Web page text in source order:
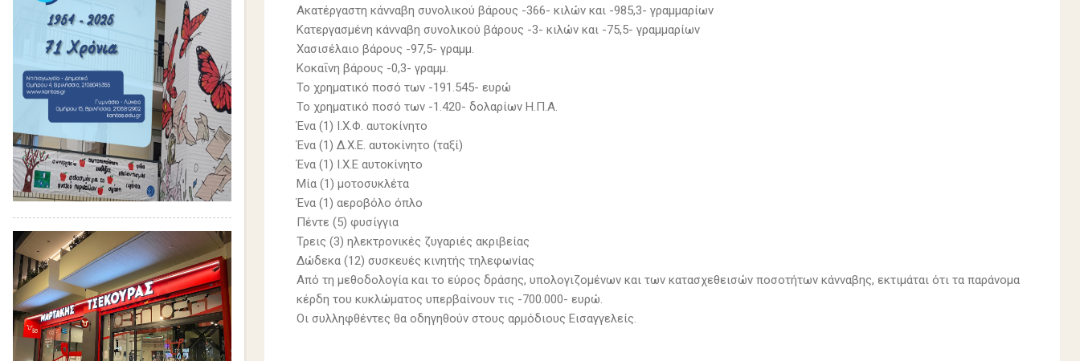
Ακατέργαστη κάνναβη συνολικού βάρους -366- κιλών και -985,3- γραμμαρίων
Κατεργασμένη κάνναβη συνολικού βάρους -3- κιλών και -75,5- γραμμαρίων
Χασισέλαιο βάρους -97,5- γραμμ.
Κοκαΐνη βάρους -0,3- γραμμ.
Το χρηματικό ποσό των -191.545- ευρώ
Το χρηματικό ποσό των -1.420- δολαρίων Η.Π.Α.
Ένα (1) Ι.Χ.Φ. αυτοκίνητο
Ένα (1) Δ.Χ.Ε. αυτοκίνητο (ταξί)
Ένα (1) Ι.Χ.Ε αυτοκίνητο
Μία (1) μοτοσυκλέτα
Ένα (1) αεροβόλο όπλο
Πέντε (5) φυσίγγια
Τρεις (3) ηλεκτρονικές ζυγαριές ακριβείας
Δώδεκα (12) συσκευές κινητής τηλεφωνίας
Από τη μεθοδολογία και το εύρος δράσης, υπολογιζομένων και των κατασχεθεισών ποσοτήτων κάνναβης, εκτιμάται ότι τα παράνομα
κέρδη του κυκλώματος υπερβαίνουν τις -700.000- ευρώ.
Οι συλληφθέντες θα οδηγηθούν στους αρμόδιους Εισαγγελείς.